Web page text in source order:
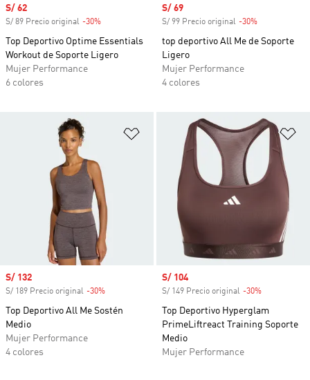
Precio de venta
S/ 62
S/ 89 Precio original -30%
Top Deportivo Optime Essentials
Workout de Soporte Ligero
Mujer Performance
6 colores
Precio de venta
S/ 69
S/ 99 Precio original -30%
top deportivo All Me de Soporte
Ligero
Mujer Performance
4 colores
Añadir a la lista de deseos
Precio de venta
S/ 132
S/ 189 Precio original -30%
Top Deportivo All Me Sostén
Medio
Mujer Performance
4 colores
Precio de venta
S/ 104
S/ 149 Precio original -30%
Top Deportivo Hyperglam
PrimeLiftreact Training Soporte
Medio
Mujer Performance